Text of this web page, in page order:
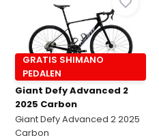
GRATIS SHIMANO
PEDALEN
Giant Defy Advanced 2
2025 Carbon
Giant Defy Advanced 2 2025
Carbon